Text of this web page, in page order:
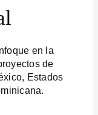
en la
de
Estados